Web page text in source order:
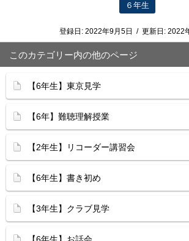
６年生
登録日: 2022年9月5日 / 更新日: 2022
このカテゴリー内の他のページ
【6年生】東京見学
【6年】難聴理解授業
【2年生】リコーダー講習会
【6年生】書き初め
【3年生】クラブ見学